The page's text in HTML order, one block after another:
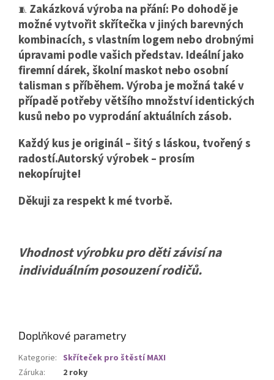
🧵 Zakázková výroba na přání: Po dohodě je
možné vytvořit skřítečka v jiných barevných
kombinacích, s vlastním logem nebo drobnými
úpravami podle vašich představ. Ideální jako
firemní dárek, školní maskot nebo osobní
talisman s příběhem. Výroba je možná také v
případě potřeby většího množství identických
kusů nebo po vyprodání aktuálních zásob.
Každý kus je originál – šitý s láskou, tvořený s
radostí.Autorský výrobek – prosím
nekopírujte!
Děkuji za respekt k mé tvorbě.
Vhodnost výrobku pro děti závisí na
individuálním posouzení rodičů.
Doplňkové parametry
Kategorie: Skříteček pro štěstí MAXI
Záruka: 2 roky